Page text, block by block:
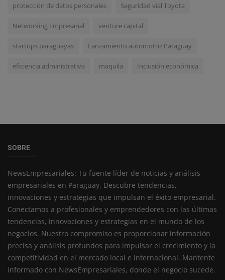
protección de datos personales Seguridad vial Toyota
Networking Empresarial venture capital
startups paraguayas Lanzamiento automotriz Paraguay
eficiencia administrativa maquila Inclusión económica
SOBRE
NewsEmpresariales: Tu fuente líder de noticias y análisis
empresariales en Paraguay. Descubre tendencias,
innovaciones y estrategias que impulsan el éxito empresarial.
Conectamos a profesionales y emprendedores con las últimas
tendencias, innovaciones y estrategias en el mundo de los
negocios. Nuestro compromiso es proporcionar información
precisa y análisis profundos para impulsar el crecimiento y la
competitividad en el mercado local e internacional. Mantente
informado con NewsEmpresariales, donde el negocio sucede.